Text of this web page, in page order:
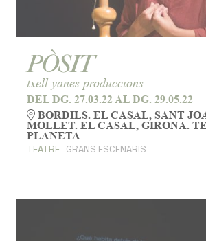
PÒSIT
txell yanes produccions
DEL DG. 27.03.22 AL DG. 29.05.22
BORDILS. EL CASAL, SANT
MOLLET. EL CASAL, GIRONA.
PLANETA
TEATRE GRANS ESCENARIS